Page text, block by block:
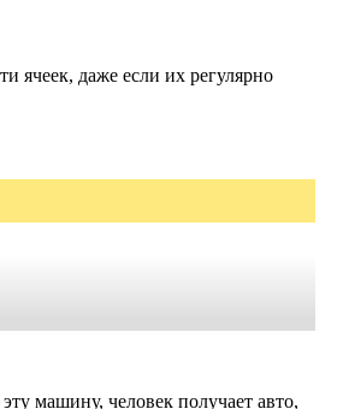
ячеек, даже если их регулярно
машину, человек получает авто,